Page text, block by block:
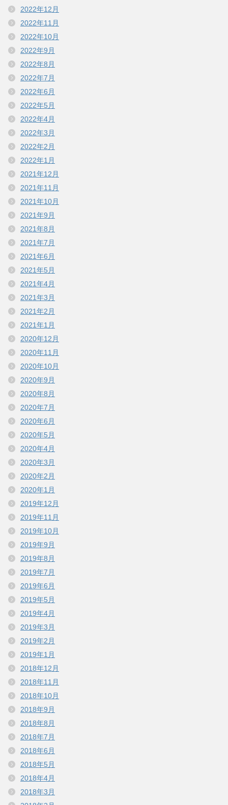
2022年12月
2022年11月
2022年10月
2022年9月
2022年8月
2022年7月
2022年6月
2022年5月
2022年4月
2022年3月
2022年2月
2022年1月
2021年12月
2021年11月
2021年10月
2021年9月
2021年8月
2021年7月
2021年6月
2021年5月
2021年4月
2021年3月
2021年2月
2021年1月
2020年12月
2020年11月
2020年10月
2020年9月
2020年8月
2020年7月
2020年6月
2020年5月
2020年4月
2020年3月
2020年2月
2020年1月
2019年12月
2019年11月
2019年10月
2019年9月
2019年8月
2019年7月
2019年6月
2019年5月
2019年4月
2019年3月
2019年2月
2019年1月
2018年12月
2018年11月
2018年10月
2018年9月
2018年8月
2018年7月
2018年6月
2018年5月
2018年4月
2018年3月